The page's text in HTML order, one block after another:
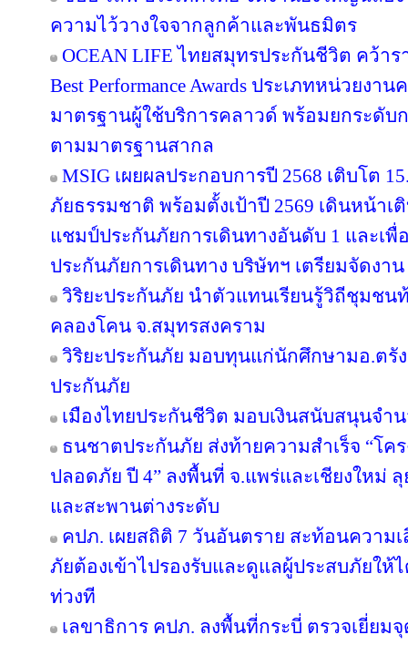
ความไว้วางใจจากลูกค้าและพันธมิตร
OCEAN LIFE ไทยสมุทรประกันชีวิต คว้ารา
Best Performance Awards ประเภทหน่วยง
มาตรฐานผู้ใช้บริการคลาวด์ พร้อมยกระดับ
ตามมาตรฐานสากล
MSIG เผยผลประกอบการปี 2568 เติบโต
ภัยธรรมชาติ พร้อมตั้งเป้าปี 2569 เดินหน้าเ
แชมป์ประกันภัยการเดินทางอันดับ 1 และ
ประกันภัยการเดินทาง บริษัทฯ เตรียมจัดงาน
วิริยะประกันภัย นำตัวแทนเรียนรู้วิถีชุมชน
คลองโคน จ.สมุทรสงคราม
วิริยะประกันภัย มอบทุนแก่นักศึกษามอ.ตรั
ประกันภัย
เมืองไทยประกันชีวิต มอบเงินสนับสนุนจำน
ธนชาตประกันภัย ส่งท้ายความสำเร็จ “โค
ปลอดภัย ปี 4” ลงพื้นที่ จ.แพร่และเชียงใหม่
และสะพานต่างระดับ
คปภ. เผยสถิติ 7 วันอันตราย สะท้อนความ
ภัยต้องเข้าไปรองรับและดูแลผู้ประสบภัยให้
ท่วงที
เลขาธิการ คปภ. ลงพื้นที่กระบี่ ตรวจเยี่ย